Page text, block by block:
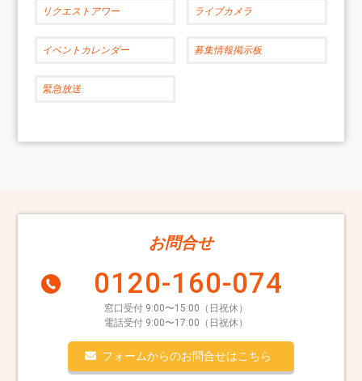
リクエストアワー ライブカメラ
イベントカレンダー 募集情報掲示板
緊急放送
お問合せ
0120-160-074
窓口受付 9:00〜15:00（日祝休）
電話受付 9:00〜17:00（日祝休）
フォームからのお問合せはこちら